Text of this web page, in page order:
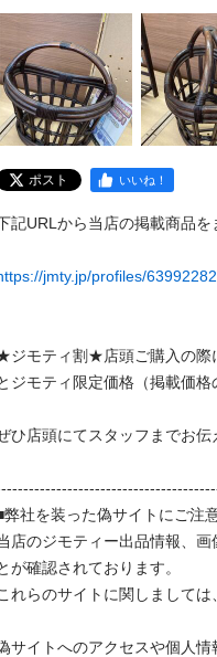
ポスト いいね！
記URLから当店の掲載商品を
jmty.jp/profiles/
ジモティ割★店頭ご購入の際
ジモティ限定価格（掲載価格
ひ店頭にてスタッフまでお伝
弊社を装った偽サイトにご注
店のジモティー出品情報、
が確認されております。
れらのサイトに関しましては
サイトへのアクセスや個人